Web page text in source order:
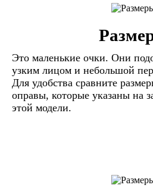
Это маленькие очки. Они
узким лицом и небольшой
Для удобства сравните
оправы, которые указаны на
этой модели.